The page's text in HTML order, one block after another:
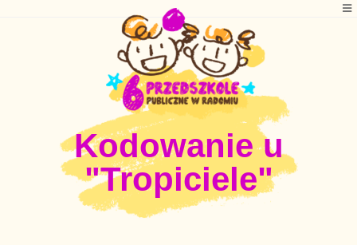
Kodowanie u
"Tropiciele"